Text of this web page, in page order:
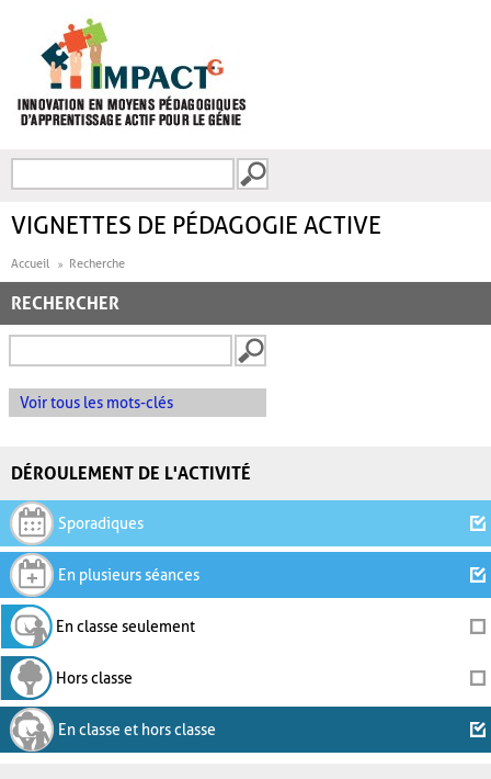
FORMULAIRE DE
VIGNETTES DE PÉDAGOGIE ACTIVE
Accueil Recherche
RECHERCHER
Voir tous les mots-clés
DÉROULEMENT DE L'ACTIVITÉ
Sporadiques
En plusieurs séances
En classe seulement
Hors classe
En classe et hors classe